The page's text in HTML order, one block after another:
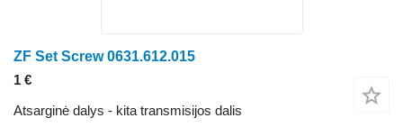
ZF Set Screw 0631.612.015
1 €
Atsarginė dalys - kita transmisijos dalis